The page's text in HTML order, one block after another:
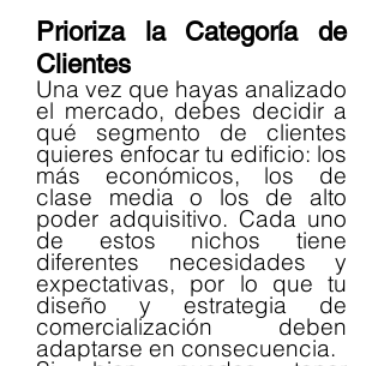
Prioriza la Categoría de
Clientes
Una vez que hayas analizado
el mercado, debes decidir a
qué segmento de clientes
quieres enfocar tu edificio: los
más económicos, los de
clase media o los de alto
poder adquisitivo. Cada uno
de estos nichos tiene
diferentes necesidades y
expectativas, por lo que tu
diseño y estrategia de
comercialización deben
adaptarse en consecuencia.